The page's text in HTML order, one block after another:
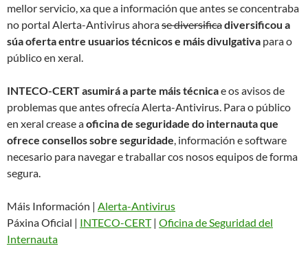
mellor servicio, xa que a información que antes se concentraba
no portal Alerta-Antivirus ahorase diversificadiversificou a
súa oferta entre usuarios técnicos e máis divulgativa para o
público en xeral.
INTECO-CERT asumirá a parte máis técnicae os avisos de
problemas que antes ofrecía Alerta-Antivirus. Para o público
en xeral crease aoficina de seguridade do internauta que
ofrece consellos sobre seguridade, información e software
necesario para navegar e traballar cos nosos equipos de forma
segura.
Máis Información | Alerta-Antivirus
Páxina Oficial | INTECO-CERT| Oficina de Seguridad del
Internauta